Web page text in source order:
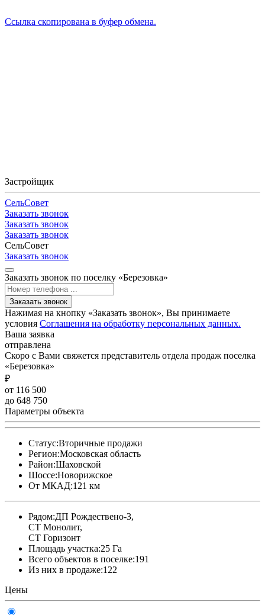
Ссылка скопирована в буфер обмена.
Застройщик
СельСовет
Заказать звонок
Заказать звонок
Заказать звонок
СельСовет
Заказать звонок
Заказать звонок по поселку «Березовка»
Заказать звонок
Нажимая на кнопку «Заказать звонок», Вы принимаете
условия Соглашения на обработку персональных данных.
Ваша заявка
отправлена
Скоро с Вами свяжется представитель отдела продаж поселка
«Березовка»
₽
от 116 500
до 648 750
Параметры объекта
Статус:Вторичные продажи
Регион:Московская область
Район:Шаховской
Шоссе:Новорижское
От МКАД:121 км
Рядом:ДП Рождествено-3,
СТ Монолит,
СТ Горизонт
Площадь участка:25 Га
Всего объектов в поселке:191
Из них в продаже:122
Цены